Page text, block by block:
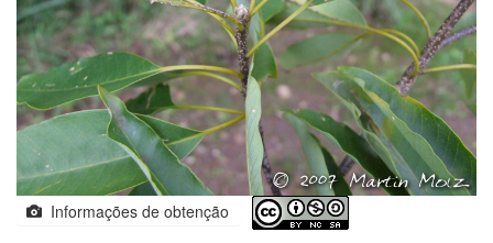
Informações de obtenção